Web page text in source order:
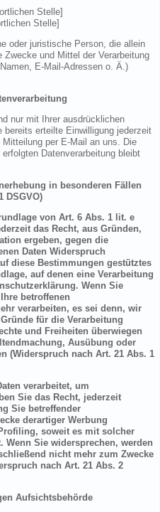
Stelle]
Stelle]
oder juristische Person, die allein
und Mittel der Verarbeitung
E-Mail-Adressen o. Ä.)
nur mit Ihrer ausdrücklichen
bereits erteilte Einwilligung jederzeit
per E-Mail an uns. Die
Datenverarbeitung bleibt
in besonderen Fällen
DSGVO)
von Art. 6 Abs. 1 lit. e
das Recht, aus Gründen,
ergeben, gegen die
Daten Widerspruch
diese Bestimmungen gestütztes
auf denen eine Verarbeitung
Wenn Sie
betroffenen
verarbeiten, es sei denn, wir
für die Verarbeitung
und Freiheiten überwiegen
Ausübung oder
(Widerspruch nach Art. 21 Abs. 1
verarbeitet, um
Sie das Recht, jederzeit
Sie betreffender
derartiger Werbung
soweit es mit solcher
Wenn Sie widersprechen, werden
nicht mehr zum Zwecke
nach Art. 21 Abs. 2
Aufsichtsbehörde